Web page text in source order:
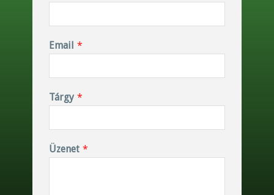
Email *
Tárgy *
Üzenet *